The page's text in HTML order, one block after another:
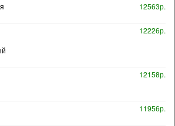
12563р.
12226р.
12158р.
11956р.